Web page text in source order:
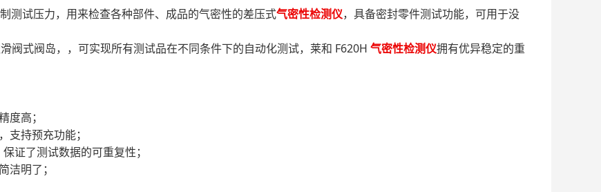
测试压力，用来检查各种部件、成品的气密性的差压式气密性检测仪，具备密封零件测试功能，可用于没
阀式阀岛，，可实现所有测试品在不同条件下的自动化测试，莱和 F620H 气密性检测仪拥有优异稳定的重
高；
持预充功能；
证了测试数据的可重复性；
明了；